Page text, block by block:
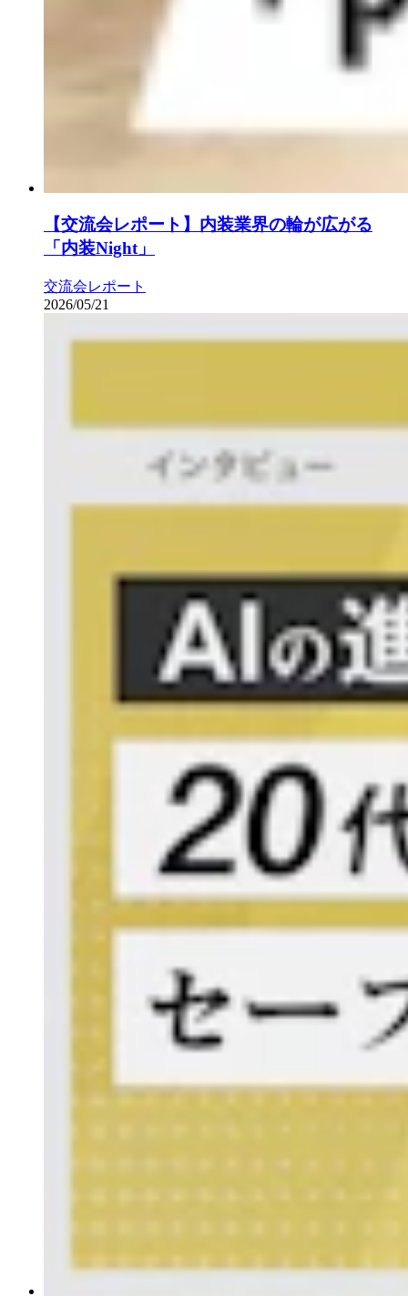
【交流会レポート】内装業界の輪が広がる
「内装Night」
交流会レポート
2026/05/21